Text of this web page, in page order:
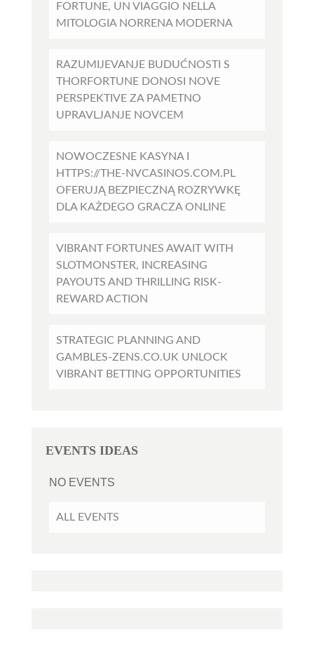
FORTUNE, UN VIAGGIO NELLA
MITOLOGIA NORRENA MODERNA
RAZUMIJEVANJE BUDUĆNOSTI S
THORFORTUNE DONOSI NOVE
PERSPEKTIVE ZA PAMETNO
UPRAVLJANJE NOVCEM
NOWOCZESNE KASYNA I
HTTPS://THE-NVCASINOS.COM.PL
OFERUJĄ BEZPIECZNĄ ROZRYWKĘ
DLA KAŻDEGO GRACZA ONLINE
VIBRANT FORTUNES AWAIT WITH
SLOTMONSTER, INCREASING
PAYOUTS AND THRILLING RISK-
REWARD ACTION
STRATEGIC PLANNING AND
GAMBLES-ZENS.CO.UK UNLOCK
VIBRANT BETTING OPPORTUNITIES
EVENTS IDEAS
NO EVENTS
ALL EVENTS